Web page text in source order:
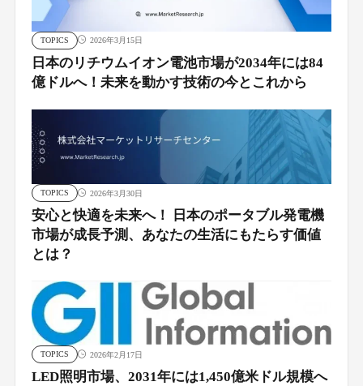
TOPICS 2026年3月15日
日本のリチウムイオン電池市場が2034年には84
億ドルへ！未来を動かす技術の今とこれから
TOPICS 2026年3月30日
安心と快適を未来へ！ 日本のポータブル発電機
市場が成長予測、あなたの生活にもたらす価値
とは？
TOPICS 2026年2月17日
LED照明市場、2031年には1,450億米ドル規模へ